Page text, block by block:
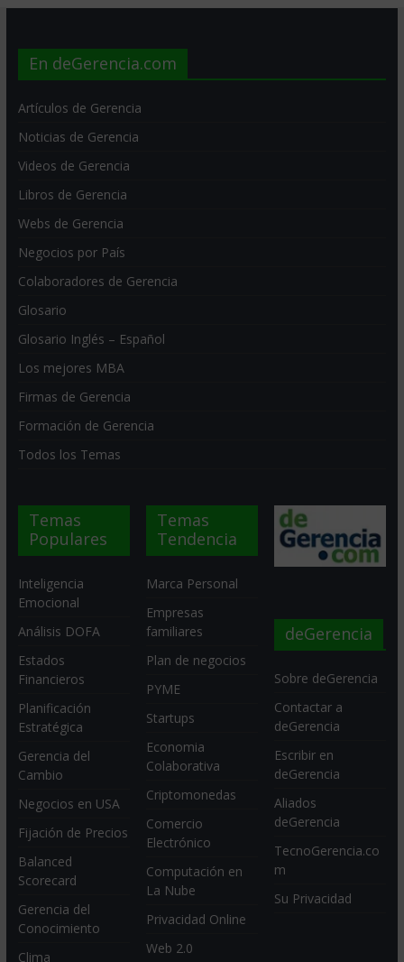
En deGerencia.com
Artículos de Gerencia
Noticias de Gerencia
Videos de Gerencia
Libros de Gerencia
Webs de Gerencia
Negocios por País
Colaboradores de Gerencia
Glosario
Glosario Inglés – Español
Los mejores MBA
Firmas de Gerencia
Formación de Gerencia
Todos los Temas
Temas
Populares
Inteligencia
Emocional
Análisis DOFA
Estados
Financieros
Planificación
Estratégica
Gerencia del
Cambio
Negocios en USA
Fijación de Precios
Balanced
Scorecard
Gerencia del
Conocimiento
Clima
Temas
Tendencia
Marca Personal
Empresas
familiares
Plan de negocios
PYME
Startups
Economia
Colaborativa
Criptomonedas
Comercio
Electrónico
Computación en
La Nube
Privacidad Online
Web 2.0
deGerencia
Sobre deGerencia
Contactar a
deGerencia
Escribir en
deGerencia
Aliados
deGerencia
TecnoGerencia.co
m
Su Privacidad